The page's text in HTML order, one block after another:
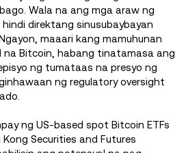
Wala na ang mga araw ng
direktang sinusubaybayan
Ngayon, maaari kang mamuhunan
Bitcoin, habang tinatamasa ang
ng tumataas na presyo ng
ng regulatory oversight
ng US-based spot Bitcoin ETFs
Securities and Futures